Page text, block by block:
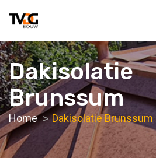
Dakisolatie
Brunssum
Home Dakisolatie Brunssum